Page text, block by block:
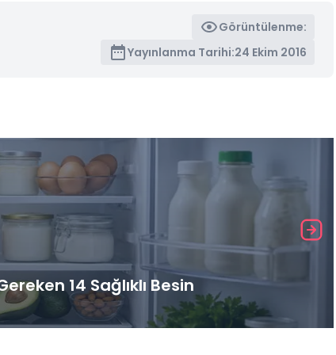
Görüntülenme:
Yayınlanma Tarihi:24 Ekim 2016
14 Sağlıklı Besin